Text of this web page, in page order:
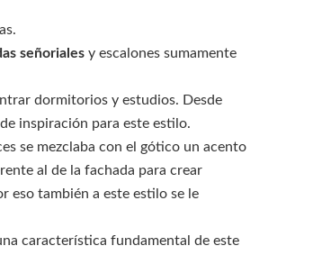
señoriales y escalones sumamente
dormitorios y estudios. Desde
inspiración para este estilo.
se mezclaba con el gótico un acento
al de la fachada para crear
eso también a este estilo se le
característica fundamental de este